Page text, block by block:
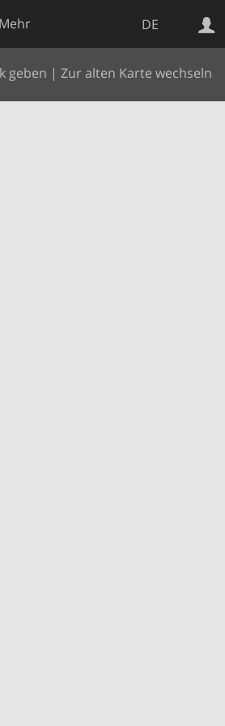
DE
Mehr
geben | Zur alten Karte wechseln
Websuche